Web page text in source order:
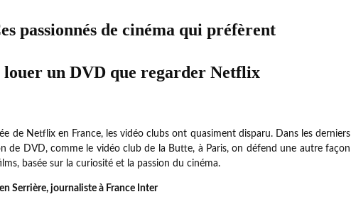
passionnés de cinéma qui préfèrent
louer un DVD que regarder Netflix
de Netflix en France, les vidéo clubs ont quasiment disparu. Dans les derniers
de DVD, comme le vidéo club de la Butte, à Paris, on défend une autre façon
basée sur la curiosité et la passion du cinéma.
Serrière, journaliste à France Inter